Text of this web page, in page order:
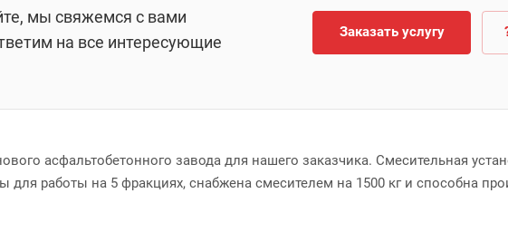
мы свяжемся с вами
на все интересующие
Заказать услугу
асфальтобетонного завода для нашего заказчика. Смесительная
для работы на 5 фракциях, снабжена смесителем на 1500 кг и способна